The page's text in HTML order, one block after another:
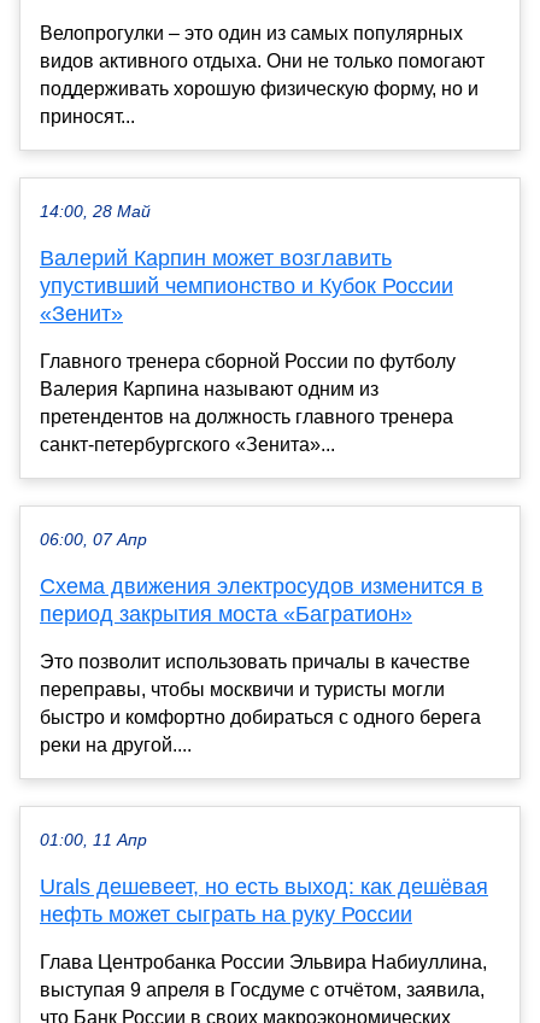
Велопрогулки – это один из самых популярных
видов активного отдыха. Они не только помогают
поддерживать хорошую физическую форму, но и
приносят...
14:00, 28 Май
Валерий Карпин может возглавить
упустивший чемпионство и Кубок России
«Зенит»
Главного тренера сборной России по футболу
Валерия Карпина называют одним из
претендентов на должность главного тренера
санкт-петербургского «Зенита»...
06:00, 07 Апр
Схема движения электросудов изменится в
период закрытия моста «Багратион»
Это позволит использовать причалы в качестве
переправы, чтобы москвичи и туристы могли
быстро и комфортно добираться с одного берега
реки на другой....
01:00, 11 Апр
Urals дешевеет, но есть выход: как дешёвая
нефть может сыграть на руку России
Глава Центробанка России Эльвира Набиуллина,
выступая 9 апреля в Госдуме с отчётом, заявила,
что Банк России в своих макроэкономических